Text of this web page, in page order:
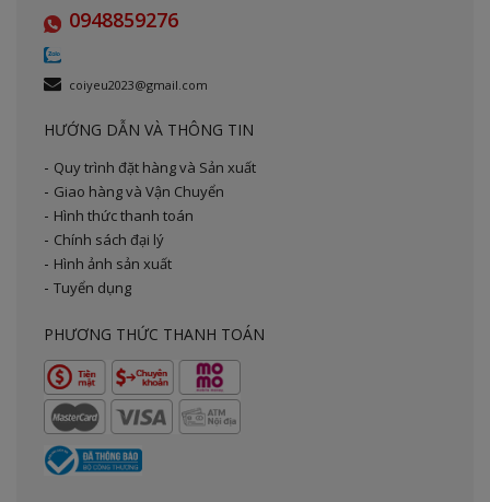
0948859276
coiyeu2023@gmail.com
HƯỚNG DẪN VÀ THÔNG TIN
Quy trình đặt hàng và Sản xuất
Giao hàng và Vận Chuyển
Hình thức thanh toán
Chính sách đại lý
Hình ảnh sản xuất
Tuyển dụng
PHƯƠNG THỨC THANH TOÁN